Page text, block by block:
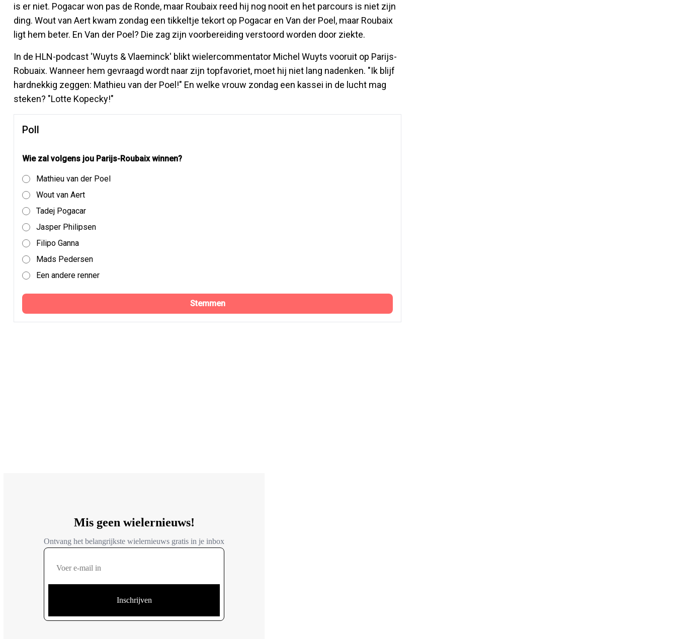
is er niet. Pogacar won pas de Ronde, maar Roubaix reed hij nog nooit en het parcours is niet zijn
ding. Wout van Aert kwam zondag een tikkeltje tekort op Pogacar en Van der Poel, maar Roubaix
ligt hem beter. En Van der Poel? Die zag zijn voorbereiding verstoord worden door ziekte.
In de HLN-podcast 'Wuyts & Vlaeminck' blikt wielercommentator Michel Wuyts vooruit op Parijs-
Robuaix. Wanneer hem gevraagd wordt naar zijn topfavoriet, moet hij niet lang nadenken. "Ik blijf
hardnekkig zeggen: Mathieu van der Poel!" En welke vrouw zondag een kassei in de lucht mag
steken? "Lotte Kopecky!"
Poll
Wie zal volgens jou Parijs-Roubaix winnen?
Mathieu van der Poel
Wout van Aert
Tadej Pogacar
Jasper Philipsen
Filipo Ganna
Mads Pedersen
Een andere renner
Stemmen